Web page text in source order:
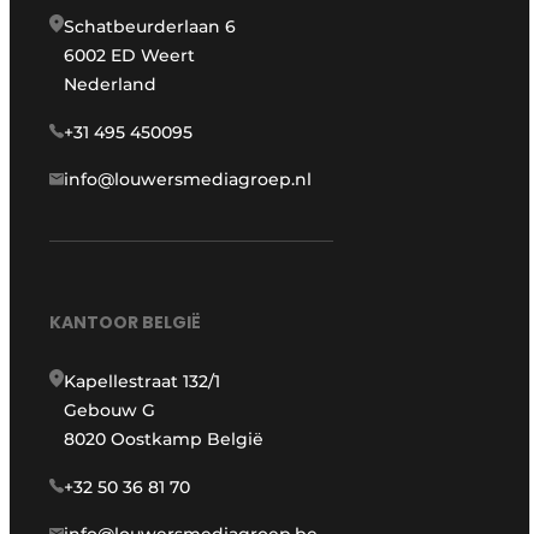
Schatbeurderlaan 6
6002 ED Weert
Nederland
+31 495 450095
info@louwersmediagroep.nl
KANTOOR BELGIË
Kapellestraat 132/1
Gebouw G
8020 Oostkamp België
+32 50 36 81 70